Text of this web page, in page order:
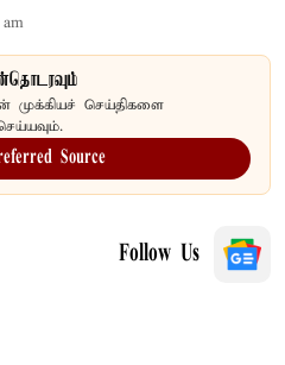
முக்கியச் செய்திகளை
Source
Follow Us